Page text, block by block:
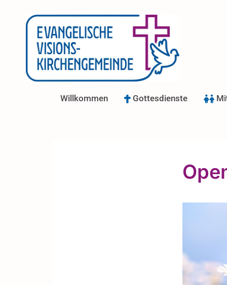
Willkommen Gottesdienste